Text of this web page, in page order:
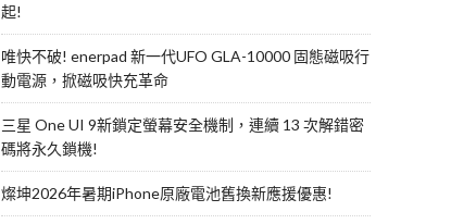
起!
唯快不破! enerpad 新一代UFO GLA-10000 固態磁吸行
動電源，掀磁吸快充革命
三星 One UI 9新鎖定螢幕安全機制，連續 13 次解錯密
碼將永久鎖機!
燦坤2026年暑期iPhone原廠電池舊換新應援優惠!